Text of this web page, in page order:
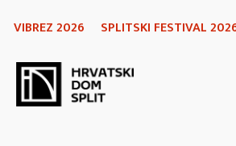
VIBREZ 2026 SPLITSKI FESTIVAL